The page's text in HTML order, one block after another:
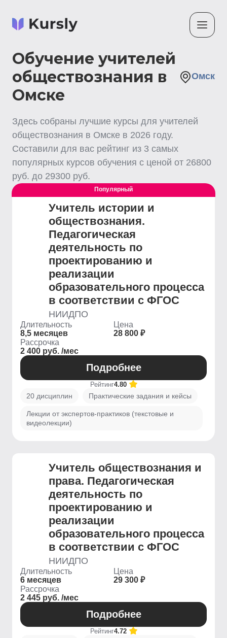
Обучение учителей
обществознания в
Омске
Омск
Здесь собраны лучшие курсы для учителей
обществознания в Омске в 2026 году.
Составили для вас рейтинг из 3 самых
популярных курсов обучения с ценой от 26800
руб. до 29300 руб.
Популярный
Учитель истории и
обществознания.
Педагогическая
деятельность по
проектированию и
реализации
образовательного процесса
в соответствии с ФГОС
НИИДПО
Длительность
8,5 месяцев
Цена
28 800 ₽
Рассрочка
2 400 руб. /мес
Подробнее
Рейтинг4.80
20 дисциплин Практические задания и кейсы
Лекции от экспертов-практиков (текстовые и
видеолекции)
Учитель обществознания и
права. Педагогическая
деятельность по
проектированию и
реализации
образовательного процесса
в соответствии с ФГОС
НИИДПО
Длительность
6 месяцев
Цена
29 300 ₽
Рассрочка
2 445 руб. /мес
Подробнее
Рейтинг4.72